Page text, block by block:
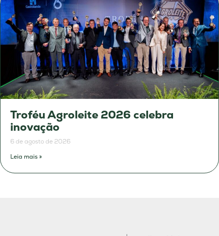
Troféu Agroleite 2026 celebra
inovação
6 de agosto de 2026
Leia mais »